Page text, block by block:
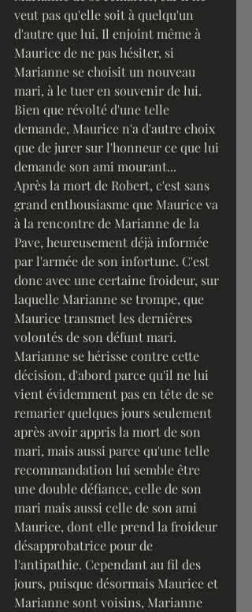
veut pas qu'elle soit à quelqu'un
d'autre que lui. Il enjoint même à
Maurice de ne pas hésiter, si
Marianne se choisit un nouveau
mari, à le tuer en souvenir de lui.
Bien que révolté d'une telle
demande, Maurice n'a d'autre choix
que de jurer sur l'honneur ce que lui
demande son ami mourant...
Après la mort de Robert, c'est sans
grand enthousiasme que Maurice va
à la rencontre de Marianne de la
Pave, heureusement déjà informée
par l'armée de son infortune. C'est
donc avec une certaine froideur, sur
laquelle Marianne se trompe, que
Maurice transmet les dernières
volontés de son défunt mari.
Marianne se hérisse contre cette
décision, d'abord parce qu'il ne lui
vient évidemment pas en tête de se
remarier quelques jours seulement
après avoir appris la mort de son
mari, mais aussi parce qu'une telle
recommandation lui semble être
une double défiance, celle de son
mari mais aussi celle de son ami
Maurice, dont elle prend la froideur
désapprobatrice pour de
l'antipathie. Cependant au fil des
jours, puisque désormais Maurice et
Marianne sont voisins, Marianne